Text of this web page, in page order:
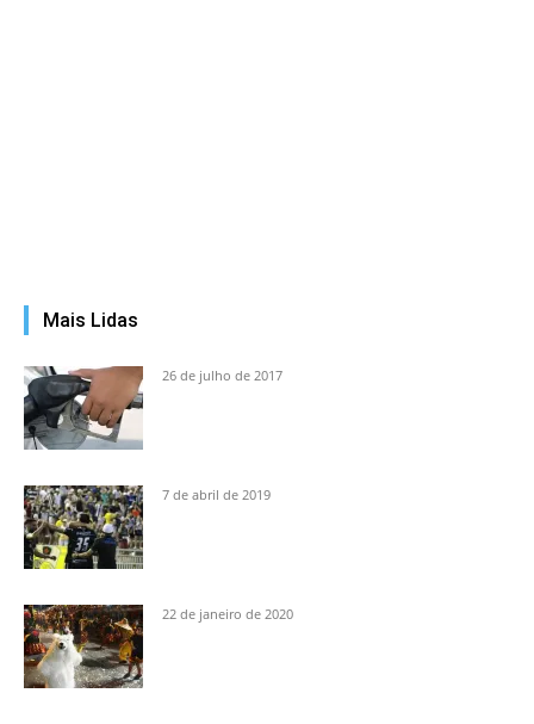
Mais Lidas
26 de julho de 2017
7 de abril de 2019
22 de janeiro de 2020